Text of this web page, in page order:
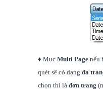
♦ Mục Multi Page nếu
quét sẽ có dạng đa
chọn thì là đơn trang